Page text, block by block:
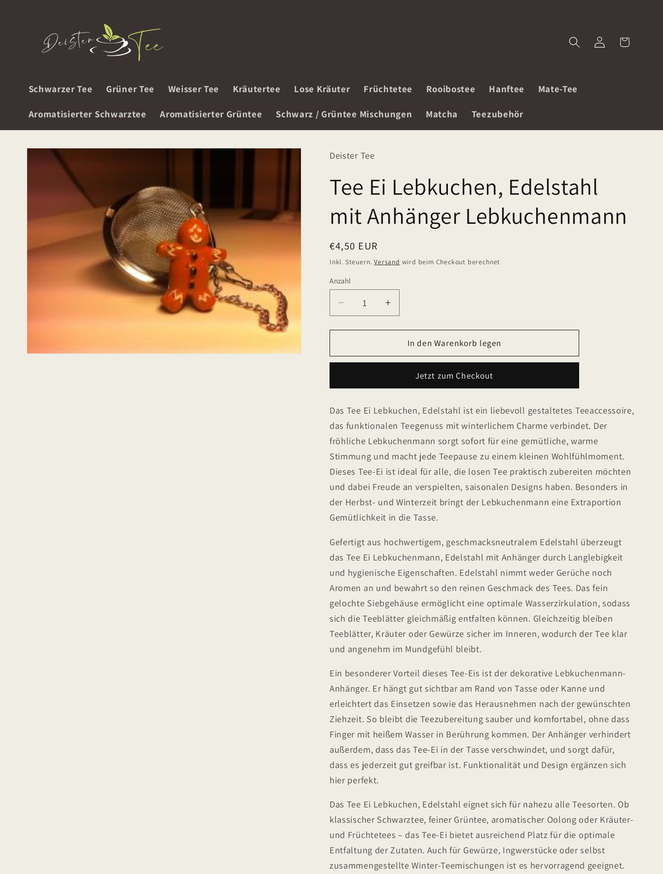
Schwarzer Tee Grüner Tee Weisser Tee Kräutertee Lose Kräuter Früchtetee Rooibostee Hanftee Mate-Tee
Aromatisierter Schwarztee Aromatisierter Grüntee Schwarz / Grüntee Mischungen Matcha Teezubehör
EinloggenWarenkorb
Zu
Produktinformationen
Deister Tee
Tee Ei Lebkuchen, Edelstahl
mit Anhänger Lebkuchenmann
Normaler
Preis
€4,50 EUR
Inkl. Steuern.Versand wird beim Checkout berechnet
Anzahl
Verringere
die
Menge
Tee
Edelstahl
Anhänger
Lebkuchenmann
Erhöhe
die
Menge
Tee
Lebkuchen,
Edelstahl
Anhänger
Lebkuchenmann
In den Warenkorb legen
Jetzt zum Checkout
Das Tee Ei Lebkuchen, Edelstahl ist ein liebevoll gestaltetes Teeaccessoire,
das funktionalen Teegenuss mit winterlichem Charme verbindet. Der
fröhliche Lebkuchenmann sorgt sofort für eine gemütliche, warme
Stimmung und macht jede Teepause zu einem kleinen Wohlfühlmoment.
Dieses Tee-Ei ist ideal für alle, die losen Tee praktisch zubereiten möchten
und dabei Freude an verspielten, saisonalen Designs haben. Besonders in
der Herbst- und Winterzeit bringt der Lebkuchenmann eine Extraportion
Gemütlichkeit in die Tasse.
Gefertigt aus hochwertigem, geschmacksneutralem Edelstahl überzeugt
das Tee Ei Lebkuchenmann, Edelstahl mit Anhänger durch Langlebigkeit
und hygienische Eigenschaften. Edelstahl nimmt weder Gerüche noch
Aromen an und bewahrt so den reinen Geschmack des Tees. Das fein
gelochte Siebgehäuse ermöglicht eine optimale Wasserzirkulation, sodass
sich die Teeblätter gleichmäßig entfalten können. Gleichzeitig bleiben
Teeblätter, Kräuter oder Gewürze sicher im Inneren, wodurch der Tee klar
und angenehm im Mundgefühl bleibt.
Ein besonderer Vorteil dieses Tee-Eis ist der dekorative Lebkuchenmann-
Anhänger. Er hängt gut sichtbar am Rand von Tasse oder Kanne und
erleichtert das Einsetzen sowie das Herausnehmen nach der gewünschten
Ziehzeit. So bleibt die Teezubereitung sauber und komfortabel, ohne dass
Finger mit heißem Wasser in Berührung kommen. Der Anhänger verhindert
außerdem, dass das Tee-Ei in der Tasse verschwindet, und sorgt dafür,
dass es jederzeit gut greifbar ist. Funktionalität und Design ergänzen sich
hier perfekt.
Das Tee Ei Lebkuchen, Edelstahl eignet sich für nahezu alle Teesorten. Ob
klassischer Schwarztee, feiner Grüntee, aromatischer Oolong oder Kräuter-
und Früchtetees – das Tee-Ei bietet ausreichend Platz für die optimale
Entfaltung der Zutaten. Auch für Gewürze, Ingwerstücke oder selbst
zusammengestellte Winter-Teemischungen ist es hervorragend geeignet.